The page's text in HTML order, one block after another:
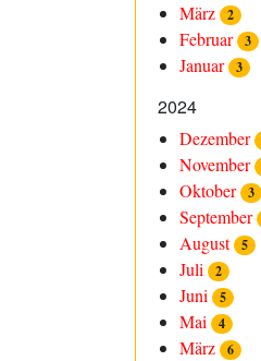
März 2
Februar 3
Januar 3
2024
Dezember
November
Oktober 3
September
August 5
Juli 2
Juni 5
Mai 4
März 6